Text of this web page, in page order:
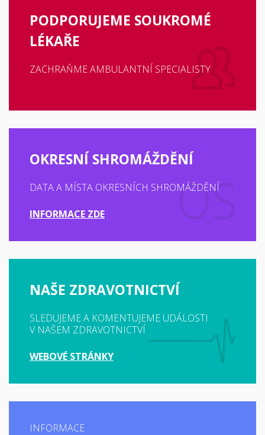
PODPORUJEME SOUKROMÉ
LÉKAŘE
ZACHRAŇME AMBULANTNÍ SPECIALISTY
OKRESNÍ SHROMÁŽDĚNÍ
DATA A MÍSTA OKRESNÍCH SHROMÁŽDĚNÍ
INFORMACE ZDE
NAŠE ZDRAVOTNICTVÍ
SLEDUJEME A KOMENTUJEME UDÁLOSTI
V NAŠEM ZDRAVOTNICTVÍ
WEBOVÉ STRÁNKY
INFORMACE